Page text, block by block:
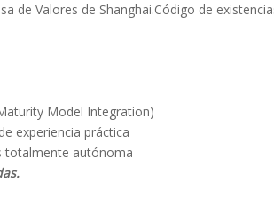
de Valores de Shanghai.Código de
Model Integration)
experiencia práctica
totalmente autónoma